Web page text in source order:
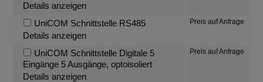
Details anzeigen
UniCOM Schnittstelle RS485
Details anzeigen
Preis auf Anfrage
UniCOM Schnittstelle Digitale 5
Eingänge 5 Ausgänge, optoisoliert
Details anzeigen
Preis auf Anfrage